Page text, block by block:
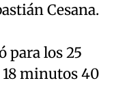
Cesana.
para los 25
minutos 40